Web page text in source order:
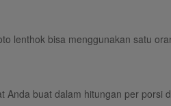
lenthok bisa menggunakan satu
Anda buat dalam hitungan per porsi